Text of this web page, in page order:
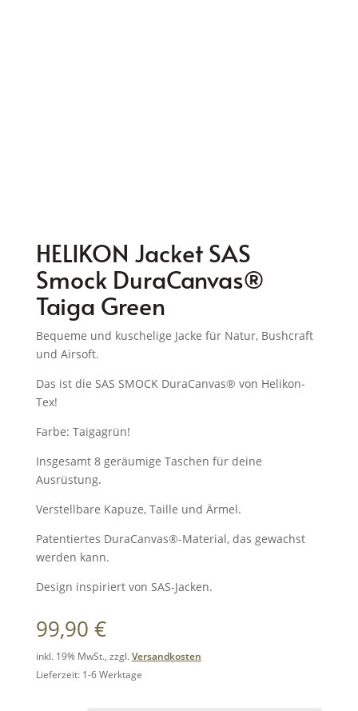
HELIKON Jacket SAS
Smock DuraCanvas®
Taiga Green
Bequeme und kuschelige Jacke für Natur, Bushcraft
und Airsoft.
Das ist die SAS SMOCK DuraCanvas® von Helikon-
Tex!
Farbe: Taigagrün!
Insgesamt 8 geräumige Taschen für deine
Ausrüstung.
Verstellbare Kapuze, Taille und Ärmel.
Patentiertes DuraCanvas®-Material, das gewachst
werden kann.
Design inspiriert von SAS-Jacken.
99,90 €
inkl. 19% MwSt., zzgl.Versandkosten
Lieferzeit: 1-6 Werktage